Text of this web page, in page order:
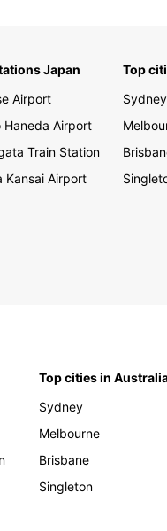
Japan
Airport
Haneda Airport
Train Station
Kansai Airport
Top
Sydney
Top cities in
Sydney
Melbourne
Brisbane
Singleton